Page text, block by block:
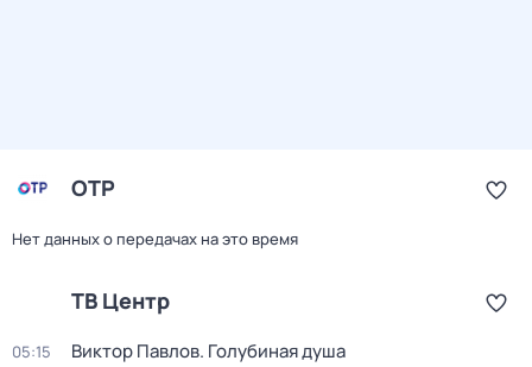
ОТР
Нет данных о передачах на это время
ТВ Центр
05:15 Виктор Павлов. Голубиная душа